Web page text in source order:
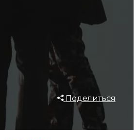
Поделиться